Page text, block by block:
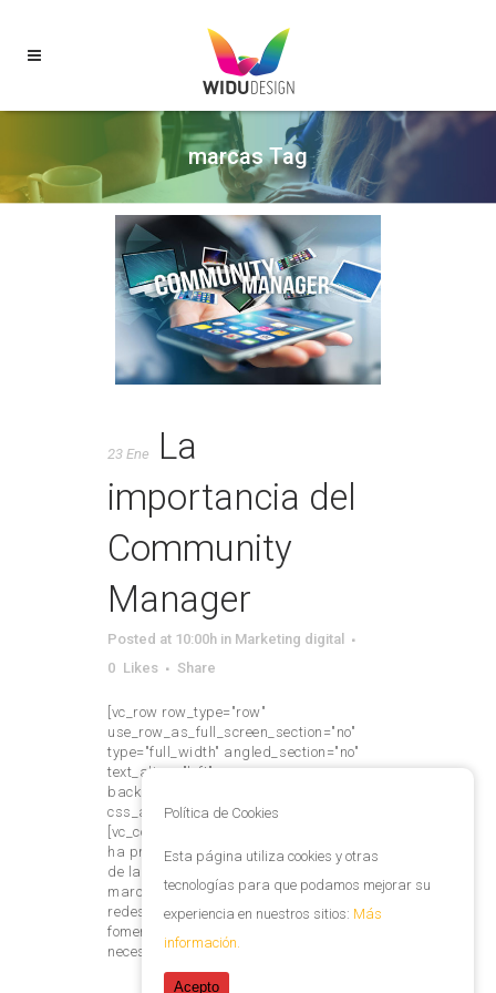
marcas Tag
23 Ene
La
importancia del
Community
Manager
Posted at 10:00h in Marketing digital
0 Likes Share
[vc_row row_type="row"
use_row_as_full_screen_section="no"
type="full_width" angled_section="no"
text_align="left"
background_image_as_pattern="without_pattern"
css_animation=""][vc_column]
[vc_column_text] En la última década se
ha producido una revolución en el campo
de la publicidad y mercadeo donde las
marcas y empresas se apoyan en las
redes sociales. Todo este cambio ha
fomentado la aparición de nuevas
necesidades...
Política de Cookies
Esta página utiliza cookies y otras
tecnologías para que podamos mejorar su
experiencia en nuestros sitios: Más
información.
Acepto